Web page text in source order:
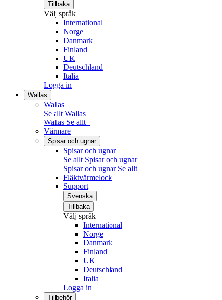
Tillbaka
Välj språk
International
Norge
Danmark
Finland
UK
Deutschland
Italia
Logga in
Wallas
Wallas
Se allt Wallas
Wallas Se allt
Värmare
Spisar och ugnar
Spisar och ugnar
Se allt Spisar och ugnar
Spisar och ugnar Se allt
Fläktvärmelock
Support
Svenska
Tillbaka
Välj språk
International
Norge
Danmark
Finland
UK
Deutschland
Italia
Logga in
Tillbehör